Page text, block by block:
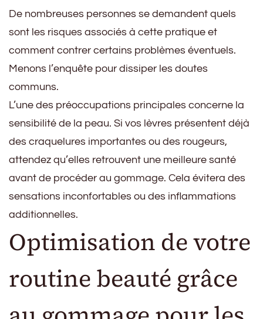
De nombreuses personnes se demandent quels
sont les risques associés à cette pratique et
comment contrer certains problèmes éventuels.
Menons l’enquête pour dissiper les doutes
communs.
L’une des préoccupations principales concerne la
sensibilité de la peau. Si vos lèvres présentent déjà
des craquelures importantes ou des rougeurs,
attendez qu’elles retrouvent une meilleure santé
avant de procéder au gommage. Cela évitera des
sensations inconfortables ou des inflammations
additionnelles.
Optimisation de votre
routine beauté grâce